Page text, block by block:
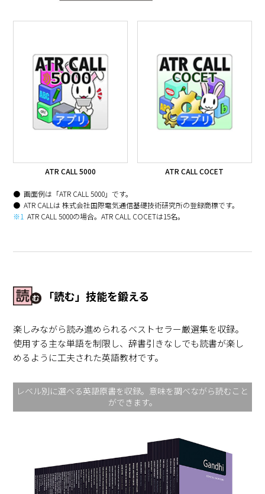
ATR CALL 5000 ATR CALL COCET
画面例は「ATR CALL 5000」です。
ATR CALLは 株式会社国際電気通信基礎技術研究所の登録商標です。
※1 ATR CALL 5000の場合。ATR CALL COCETは15名。
「読む」技能を鍛える
楽しみながら読み進められるベストセラー厳選集を収録。
使用する主な単語を制限し、辞書引きなしでも読書が楽し
めるように工夫された英語教材です。
レベル別に選べる英語原書を収録。意味を調べながら読むこと
ができます。